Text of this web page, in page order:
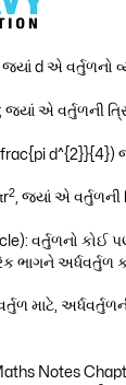
જ્યાં d એ વર્તુળનો
જ્યાં એ વર્તુળની
d^{2}}{4})
2 , જ્યાં એ વર્તુળની
વર્તુળનો કોઈ
ભાગને અર્ધવર્તુળ
માટે,